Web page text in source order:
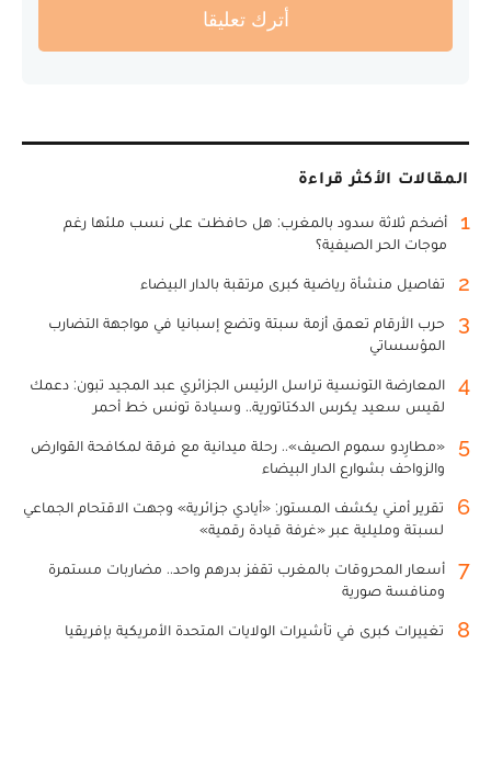
أترك تعليقا
المقالات الأكثر قراءة
1
أضخم ثلاثة سدود بالمغرب: هل حافظت على نسب ملئها رغم
موجات الحر الصيفية؟
2 تفاصيل منشأة رياضية كبرى مرتقبة بالدار البيضاء
3
حرب الأرقام تعمق أزمة سبتة وتضع إسبانيا في مواجهة التضارب
المؤسساتي
4
المعارضة التونسية تراسل الرئيس الجزائري عبد المجيد تبون: دعمك
لقيس سعيد يكرس الدكتاتورية.. وسيادة تونس خط أحمر
5
«مطارِدو سموم الصيف».. رحلة ميدانية مع فرقة لمكافحة القوارض
والزواحف بشوارع الدار البيضاء
6
تقرير أمني يكشف المستور: «أيادي جزائرية» وجهت الاقتحام الجماعي
لسبتة ومليلية عبر «غرفة قيادة رقمية»
7
أسعار المحروقات بالمغرب تقفز بدرهم واحد.. مضاربات مستمرة
ومنافسة صورية
8 تغييرات كبرى في تأشيرات الولايات المتحدة الأمريكية بإفريقيا